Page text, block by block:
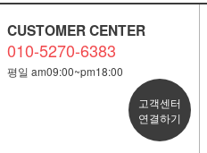
CUSTOMER CENTER
010-5270-6383
평일 am09:00~pm18:00
고객센터
연결하기